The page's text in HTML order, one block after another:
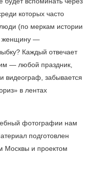
которых часто
(по меркам истории
женщину —
Каждый отвечает
— любой праздник,
видеограф, забывается
в лентах
фотографии нам
подготовлен
Москвы и проектом